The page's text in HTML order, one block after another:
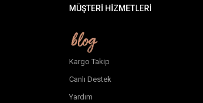
MÜŞTERİ HİZMETLERİ
Kargo Takip
Canlı Destek
Yardım